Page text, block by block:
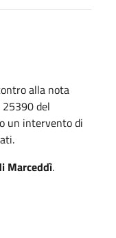
alla nota
del
un intervento di
Marceddì.